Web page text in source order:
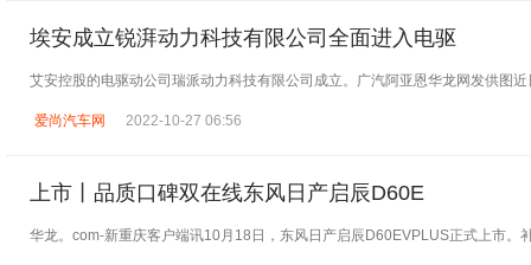
埃安成立锐湃动力科技有限公司全面进入电驱
艾安控股的电驱动公司瑞派动力科技有限公司成立。广汽阿亚恩华龙网发供图
爱尚汽车网 2022-10-27 06:56
上市丨品质口碑双在线东风日产启辰D60E
华龙。com-新重庆客户端讯10月18日，东风日产启辰D60EVPLUS正式上市。